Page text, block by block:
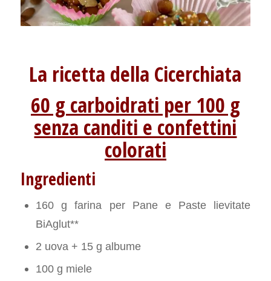
La ricetta della Cicerchiata
60 g carboidrati per 100 g
senza canditi e confettini
colorati
Ingredienti
160 g farina per Pane e Paste lievitate
BiAglut**
2 uova + 15 g albume
100 g miele